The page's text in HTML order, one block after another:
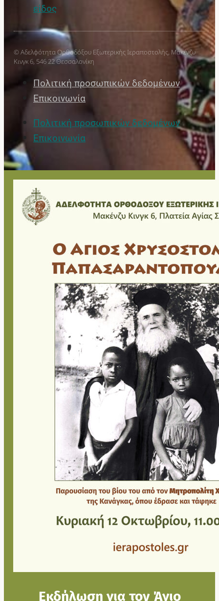
είδος
© Αδελφότητα Ορθοδόξου Εξωτερικής Ιεραποστολής, Μακένζυ
Κινγκ 6, 546 22 Θεσσαλονίκη
Πολιτική προσωπικών δεδομένων
Επικοινωνία
Πολιτική προσωπικών δεδομένων
Επικοινωνία
Εκδήλωση για τον Άγιο